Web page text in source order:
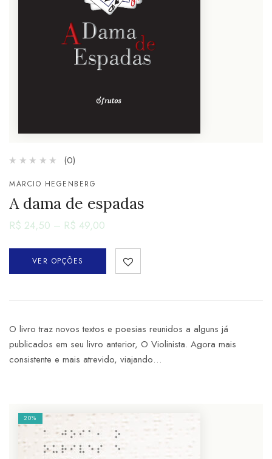
(0)
MARCIO HEGENBERG
A dama de espadas
R$ 24,50 – R$ 49,00
VER OPÇÕES
O livro traz novos textos e poesias reunidos a alguns já
publicados em seu livro anterior, O Violinista. Agora mais
consistente e mais atrevido, viajando…
20%